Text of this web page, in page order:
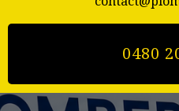
0480